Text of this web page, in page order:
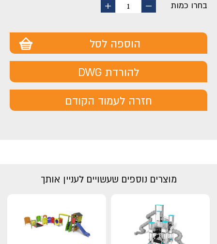
בחרו כמות
החסר
1
הוסף
הוספה לסל
להורדת DWG
חזרה לעמוד הקודם
מוצרים נוספים שעשויים לעניין אותך